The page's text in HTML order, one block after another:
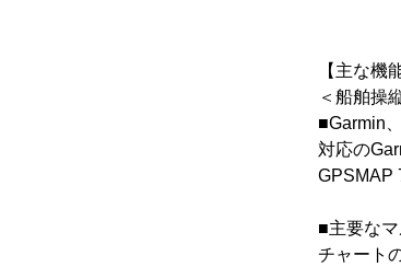
【主な機
＜船舶操
■Garmin
対応の
GPSMAP
■主要な
チャート